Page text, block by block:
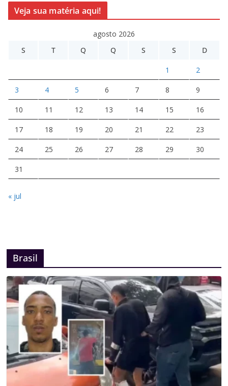
Veja sua matéria aqui!
agosto 2026
S
T Q Q S S D
1 2
3 4 5 6 7 8 9
10 11 12 13 14 15 16
17 18 19 20 21 22 23
24 25 26 27 28 29 30
31
« jul
Brasil